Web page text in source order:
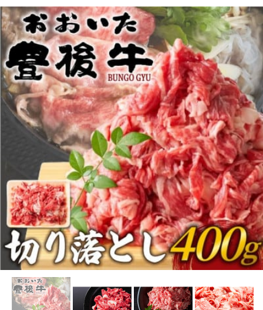
TOP 肉 牛肉 黒毛和牛 おおいた豊後牛切り落とし